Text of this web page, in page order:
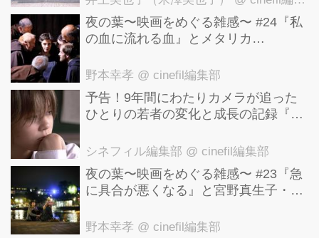
画『プンサンケ』や「最高の愛~恋は
ドゥグン ドゥグン~」など映画・ドラ
作ではただ真実のみを求め、...
夜の葉〜映画をめぐる雑感〜 #24『私
の血に流れる血』とメタリカ
野本幸孝 @ cinefil編集部
予告！9年間にわたりカメラが追った
ひとりの若者の変化と成長の記録『ぼ
実の9年間』
シネフィル編集部 @ cinefil編集部
夜の葉〜映画をめぐる雑感〜 #23『急
に具合が悪くなる』と宮野真生子・磯
野本幸孝 @ cinefil編集部